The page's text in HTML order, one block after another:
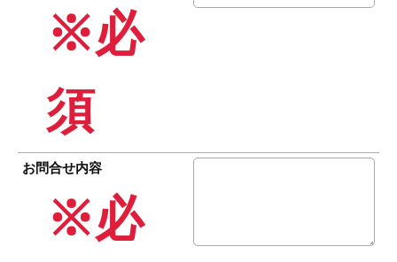
※必
須
お問合せ内容
※必